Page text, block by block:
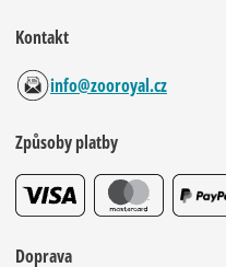
Kontakt
info@zooroyal.cz
Způsoby platby
Doprava